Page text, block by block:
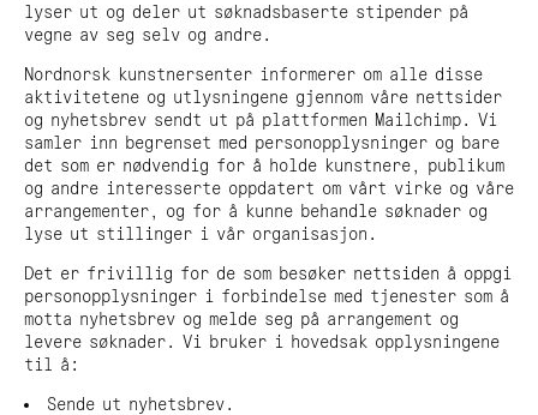
lyser ut og deler ut søknadsbaserte stipender på
vegne av seg selv og andre.
Nordnorsk kunstnersenter informerer om alle disse
aktivitetene og utlysningene gjennom våre nettsider
og nyhetsbrev sendt ut på plattformen Mailchimp. Vi
samler inn begrenset med personopplysninger og bare
det som er nødvendig for å holde kunstnere, publikum
og andre interesserte oppdatert om vårt virke og våre
arrangementer, og for å kunne behandle søknader og
lyse ut stillinger i vår organisasjon.
Det er frivillig for de som besøker nettsiden å oppgi
personopplysninger i forbindelse med tjenester som å
motta nyhetsbrev og melde seg på arrangement og
levere søknader. Vi bruker i hovedsak opplysningene
til å:
Sende ut nyhetsbrev.